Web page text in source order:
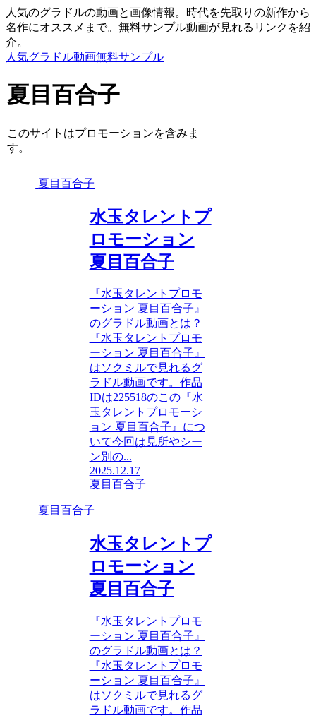
人気のグラドルの動画と画像情報。時代を先取りの新作から
名作にオススメまで。無料サンプル動画が見れるリンクを紹
介。
人気グラドル動画無料サンプル
夏目百合子
このサイトはプロモーションを含みま
す。
夏目百合子
水玉タレントプ
ロモーション
夏目百合子
『水玉タレントプロモ
ーション 夏目百合子』
のグラドル動画とは？
『水玉タレントプロモ
ーション 夏目百合子』
はソクミルで見れるグ
ラドル動画です。作品
IDは225518のこの『水
玉タレントプロモーシ
ョン 夏目百合子』につ
いて今回は見所やシー
ン別の...
2025.12.17
夏目百合子
夏目百合子
水玉タレントプ
ロモーション
夏目百合子
『水玉タレントプロモ
ーション 夏目百合子』
のグラドル動画とは？
『水玉タレントプロモ
ーション 夏目百合子』
はソクミルで見れるグ
ラドル動画です。作品